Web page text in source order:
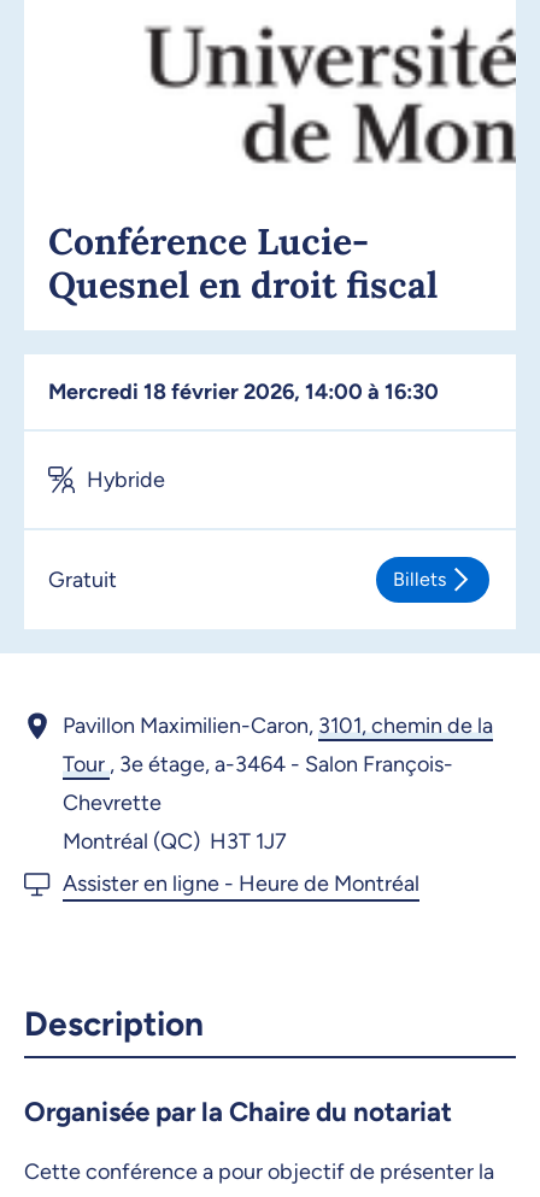
Conférence Lucie-
Quesnel en droit fiscal
mercredi 18 février 2026, 14:00 à 16:30
Hybride
Gratuit Billets
Pavillon Maximilien-Caron, 3101, chemin de la
Tour , 3e étage, a-3464 - Salon François-
Chevrette
Montréal (QC) H3T 1J7
Description
Organisée par la Chaire du notariat
Cette conférence a pour objectif de présenter la